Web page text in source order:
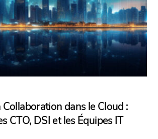
dans le Cloud :
CTO, DSI et les Équipes IT